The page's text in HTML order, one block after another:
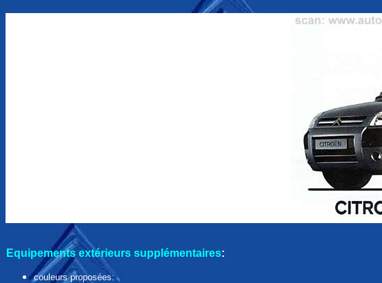
Equipements extérieurs supplémentaires:
couleurs proposées: